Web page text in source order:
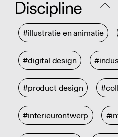
Discipline
#illustratie en animatie
#digital design
#product design
#interieurontwerp